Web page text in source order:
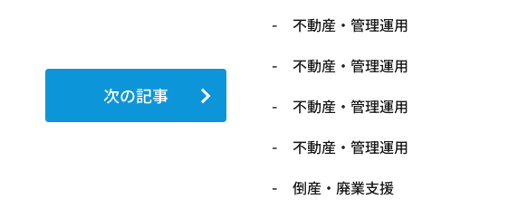
次の記事
不動産・管理運用
不動産・管理運用
不動産・管理運用
不動産・管理運用
倒産・廃業支援